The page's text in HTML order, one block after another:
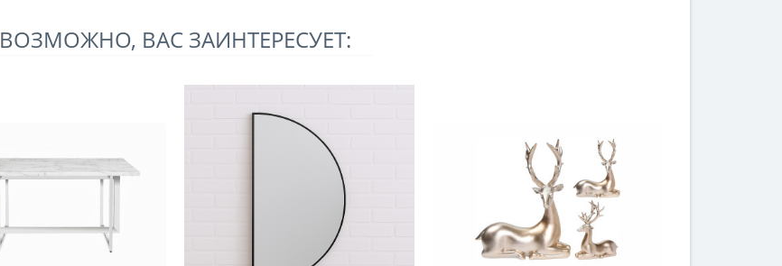
ВОЗМОЖНО, ВАС ЗАИНТЕРЕСУЕТ: